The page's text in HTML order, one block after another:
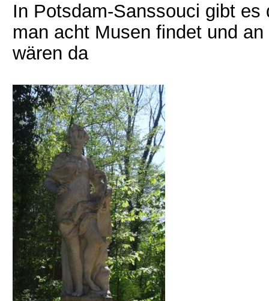
In Potsdam-Sanssouci gibt
man acht Musen findet und
wären da